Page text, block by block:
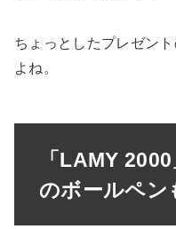
ちょっとしたプレゼン
よね。
「LAMY
のボールペン